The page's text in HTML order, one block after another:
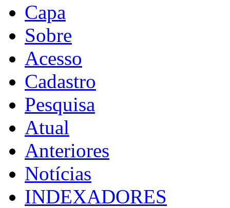
Capa
Sobre
Acesso
Cadastro
Pesquisa
Atual
Anteriores
Notícias
INDEXADORES